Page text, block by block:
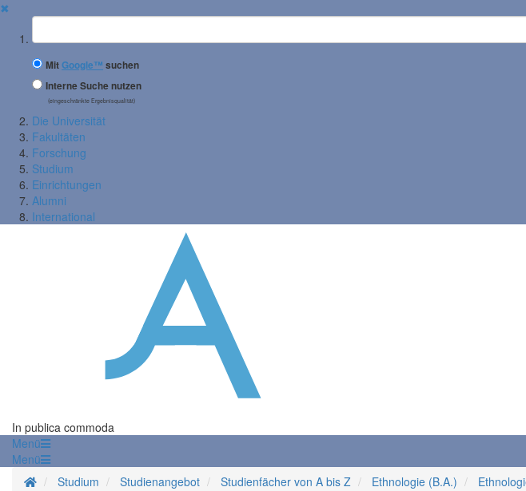
✖
Suchbegriff
MitGoogle™ suchen
Interne Suche nutzen
(eingeschränkte Ergebnisqualität)
Die Universität
Fakultäten
Forschung
Studium
Einrichtungen
Alumni
International
In publica commoda
Menü
Menü
Startseite
Studium Studienangebot Studienfächer von A bis Z Ethnologie (B.A.)